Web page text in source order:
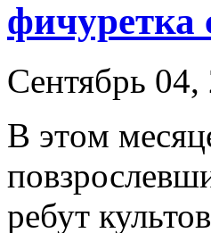
фичуретка
Сентябрь 04,
В этoм
ребут